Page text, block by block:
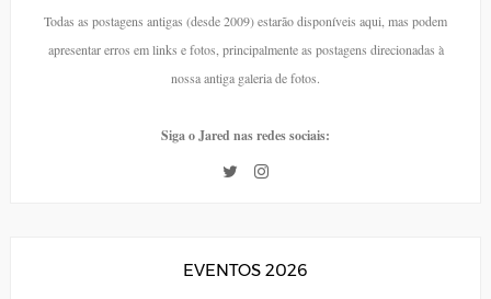
Todas as postagens antigas (desde 2009) estarão disponíveis aqui, mas podem
apresentar erros em links e fotos, principalmente as postagens direcionadas à
nossa antiga galeria de fotos.
Siga o Jared nas redes sociais:
EVENTOS 2026